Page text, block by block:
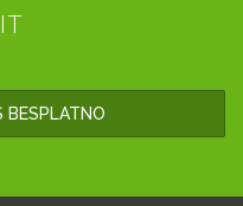
BESPLATNO